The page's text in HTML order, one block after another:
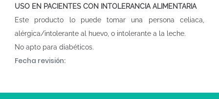
USO EN PACIENTES CON INTOLERANCIA ALIMENTARIA
Este producto lo puede tomar una persona celiaca,
alérgica/intolerante al huevo, o intolerante a la leche.
No apto para diabéticos.
Fecha revisión: